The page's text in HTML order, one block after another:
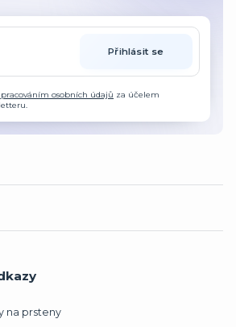
Přihlásit se
osobních údajů za účelem
na prsteny